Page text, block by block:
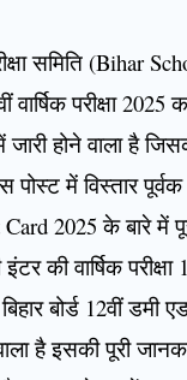
समिति (Bihar
वार्षिक परीक्षा
होने वाला है
पोस्ट में विस्तार
2025 के बारे में
की वार्षिक
बोर्ड 12वीं डमी
है इसकी पूरी